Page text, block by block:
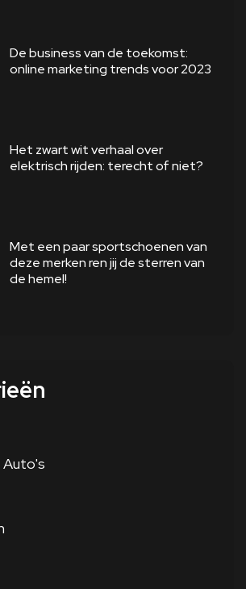
De business van de toekomst:
online marketing trends voor 2023
Het zwart wit verhaal over
elektrisch rijden: terecht of niet?
Met een paar sportschoenen van
deze merken ren jij de sterren van
de hemel!
Auto's